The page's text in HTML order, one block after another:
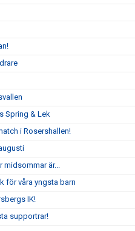
Spring & Lek
i Rosershallen!
midsommar är...
för våra yngsta barn
IK!
supportrar!